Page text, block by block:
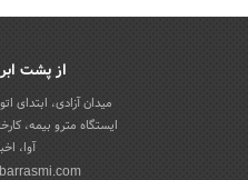
از پشت
میدان آزادی، ابتدای
ایستگاه مترو بیمه،
آوا،